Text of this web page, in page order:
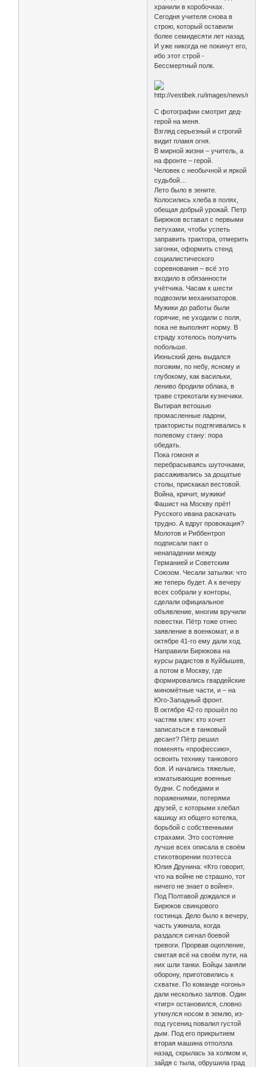
хранили в коробочках.
Сегодня учителя снова в
строю, который оставили
более семидесяти лет назад.
И уже никогда не покинут его,
ибо этот строй -
Бессмертный полк.
С фотографии смотрит дед-
герой на меня.
Взгляд серьезный и строгий
видит пламя огня.
В мирной жизни – учитель, а
на фронте – герой.
Человек с необычной и яркой
судьбой…
Лето было в зените.
Колосились хлеба в полях,
обещая добрый урожай. Петр
Бирюков вставал с первыми
петухами, чтобы успеть
заправить трактора, отмерить
загонки, оформить стенд
социалистического
соревнования – всё это
входило в обязанности
учётчика. Часам к шести
подвозили механизаторов.
Мужики до работы были
горячие, не уходили с поля,
пока не выполнят норму. В
страду хотелось получить
побольше.
Июньский день выдался
погожим, по небу, ясному и
глубокому, как васильки,
лениво бродили облака, в
траве стрекотали кузнечики.
Вытирая ветошью
промасленные ладони,
трактористы подтягивались к
полевому стану: пора
обедать.
Пока гомоня и
перебрасываясь шуточками,
рассаживались за дощатые
столы, прискакал вестовой.
Война, кричит, мужики!
Фашист на Москву прёт!
Русского ивана раскачать
трудно. А вдруг провокация?
Молотов и Риббентроп
подписали пакт о
ненападении между
Германией и Советским
Союзом. Чесали затылки: что
же теперь будет. А к вечеру
всех собрали у конторы,
сделали официальное
объявление, многим вручили
повестки. Пётр тоже отнес
заявление в военкомат, и в
октябре 41-го ему дали ход.
Направили Бирюкова на
курсы радистов в Куйбышев,
а потом в Москву, где
формировались гвардейские
миномётные части, и – на
Юго-Западный фронт.
В октябре 42-го прошёл по
частям клич: кто хочет
записаться в танковый
десант? Пётр решил
поменять «профессию»,
освоить технику танкового
боя. И начались тяжелые,
изматывающие военные
будни. С победами и
поражениями, потерями
друзей, с которыми хлебал
кашицу из общего котелка,
борьбой с собственными
страхами. Это состояние
лучше всех описала в своём
стихотворении поэтесса
Юлия Друнина: «Кто говорит,
что на войне не страшно, тот
ничего не знает о войне».
Под Полтавой дождался и
Бирюков свинцового
гостинца. Дело было к вечеру,
часть ужинала, когда
раздался сигнал боевой
тревоги. Прорвав оцепление,
сметая всё на своём пути, на
них шли танки. Бойцы заняли
оборону, приготовились к
схватке. По команде «огонь»
дали несколько залпов. Один
«тигр» остановился, словно
уткнулся носом в землю, из-
под гусениц повалил густой
дым. Под его прикрытием
вторая машина отползла
назад, скрылась за холмом и,
зайдя с тыла, обрушила град